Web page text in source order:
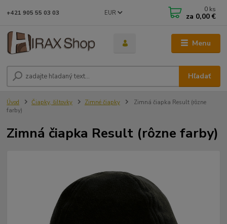
Menu
EUR
Hľadať
+421 905 55 03 03 0 ks
za 0,00 €
Úvod Čiapky, šiltovky Zimné čiapky
Zimná čiapka Result (rôzne
farby)
Zimná čiapka Result (rôzne farby)